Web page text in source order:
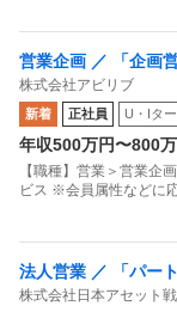
営業企画 ／ 「企画
路を拡大するパート
メンバー／年収500
株式会社アビリブ
新着 正社員 U・Iタ
年収500万円〜800
【職種】営業＞営業企
ビス ※会員属性などに
法人営業 ／ 「パー
で上場を目指すスタ
株式会社日本アセット